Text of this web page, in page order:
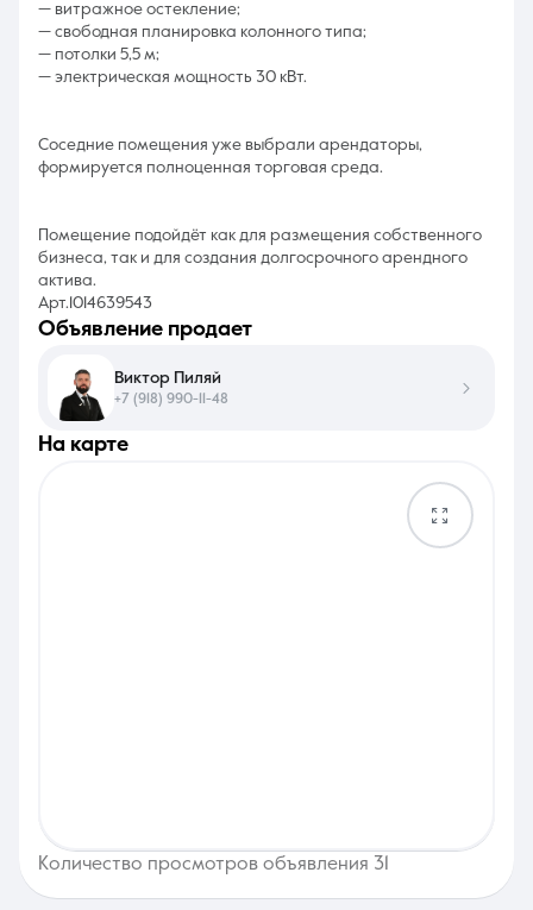
— витражное остекление;
— свободная планировка колонного типа;
— потолки 5,5 м;
— электрическая мощность 30 кВт.
Соседние помещения уже выбрали арендаторы,
формируется полноценная торговая среда.
Помещение подойдёт как для размещения собственного
бизнеса, так и для создания долгосрочного арендного
актива.
Арт.1014639543
на карте
Количество просмотров объявления 31
объявление продает
Виктор Пиляй
+7 (918) 990-11-48